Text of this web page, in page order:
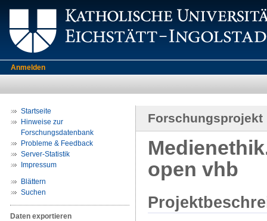
Anmelden
Startseite
Hinweise zur
Forschungsdatenbank
Probleme & Feedback
Server-Statistik
Impressum
Blättern
Suchen
Daten exportieren
Forschungsprojekt
open vhb